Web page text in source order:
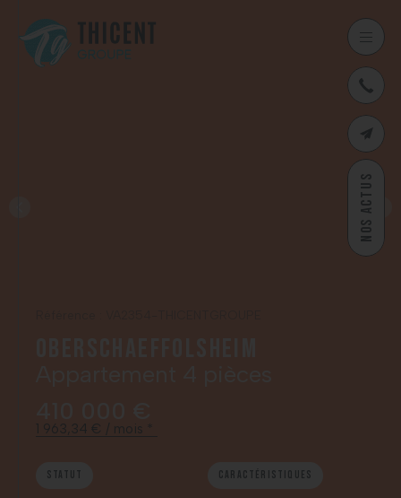
NOS ACTUS
1 963,34 € / mois *
Statut Caractéristiques